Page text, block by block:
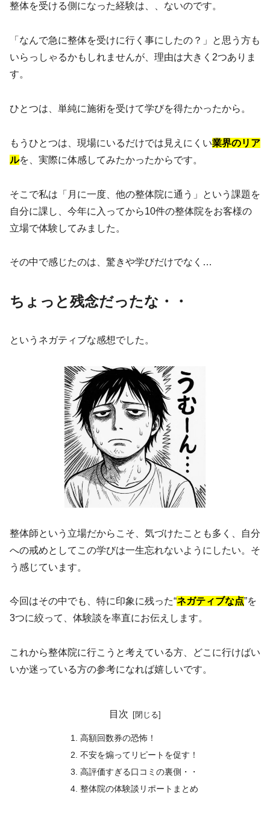
整体を受ける側になった経験は、、ないのです。
「なんで急に整体を受けに行く事にしたの？」と思う方も
いらっしゃるかもしれませんが、理由は大きく2つありま
す。
ひとつは、単純に施術を受けて学びを得たかったから。
もうひとつは、現場にいるだけでは見えにくい業界のリア
ルを、実際に体感してみたかったからです。
そこで私は「月に一度、他の整体院に通う」という課題を
自分に課し、今年に入ってから10件の整体院をお客様の
立場で体験してみました。
その中で感じたのは、驚きや学びだけでなく…
ちょっと残念だったな・・
というネガティブな感想でした。
整体師という立場だからこそ、気づけたことも多く、自分
への戒めとしてこの学びは一生忘れないようにしたい。そ
う感じています。
今回はその中でも、特に印象に残った“ネガティブな点”を
3つに絞って、体験談を率直にお伝えします。
これから整体院に行こうと考えている方、どこに行けばい
いか迷っている方の参考になれば嬉しいです。
目次
高額回数券の恐怖！
不安を煽ってリピートを促す！
高評価すぎる口コミの裏側・・
整体院の体験談リポートまとめ